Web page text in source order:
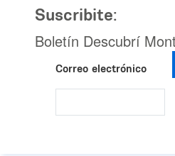
Suscribite:
Boletín Descubrí
Correo electrónico